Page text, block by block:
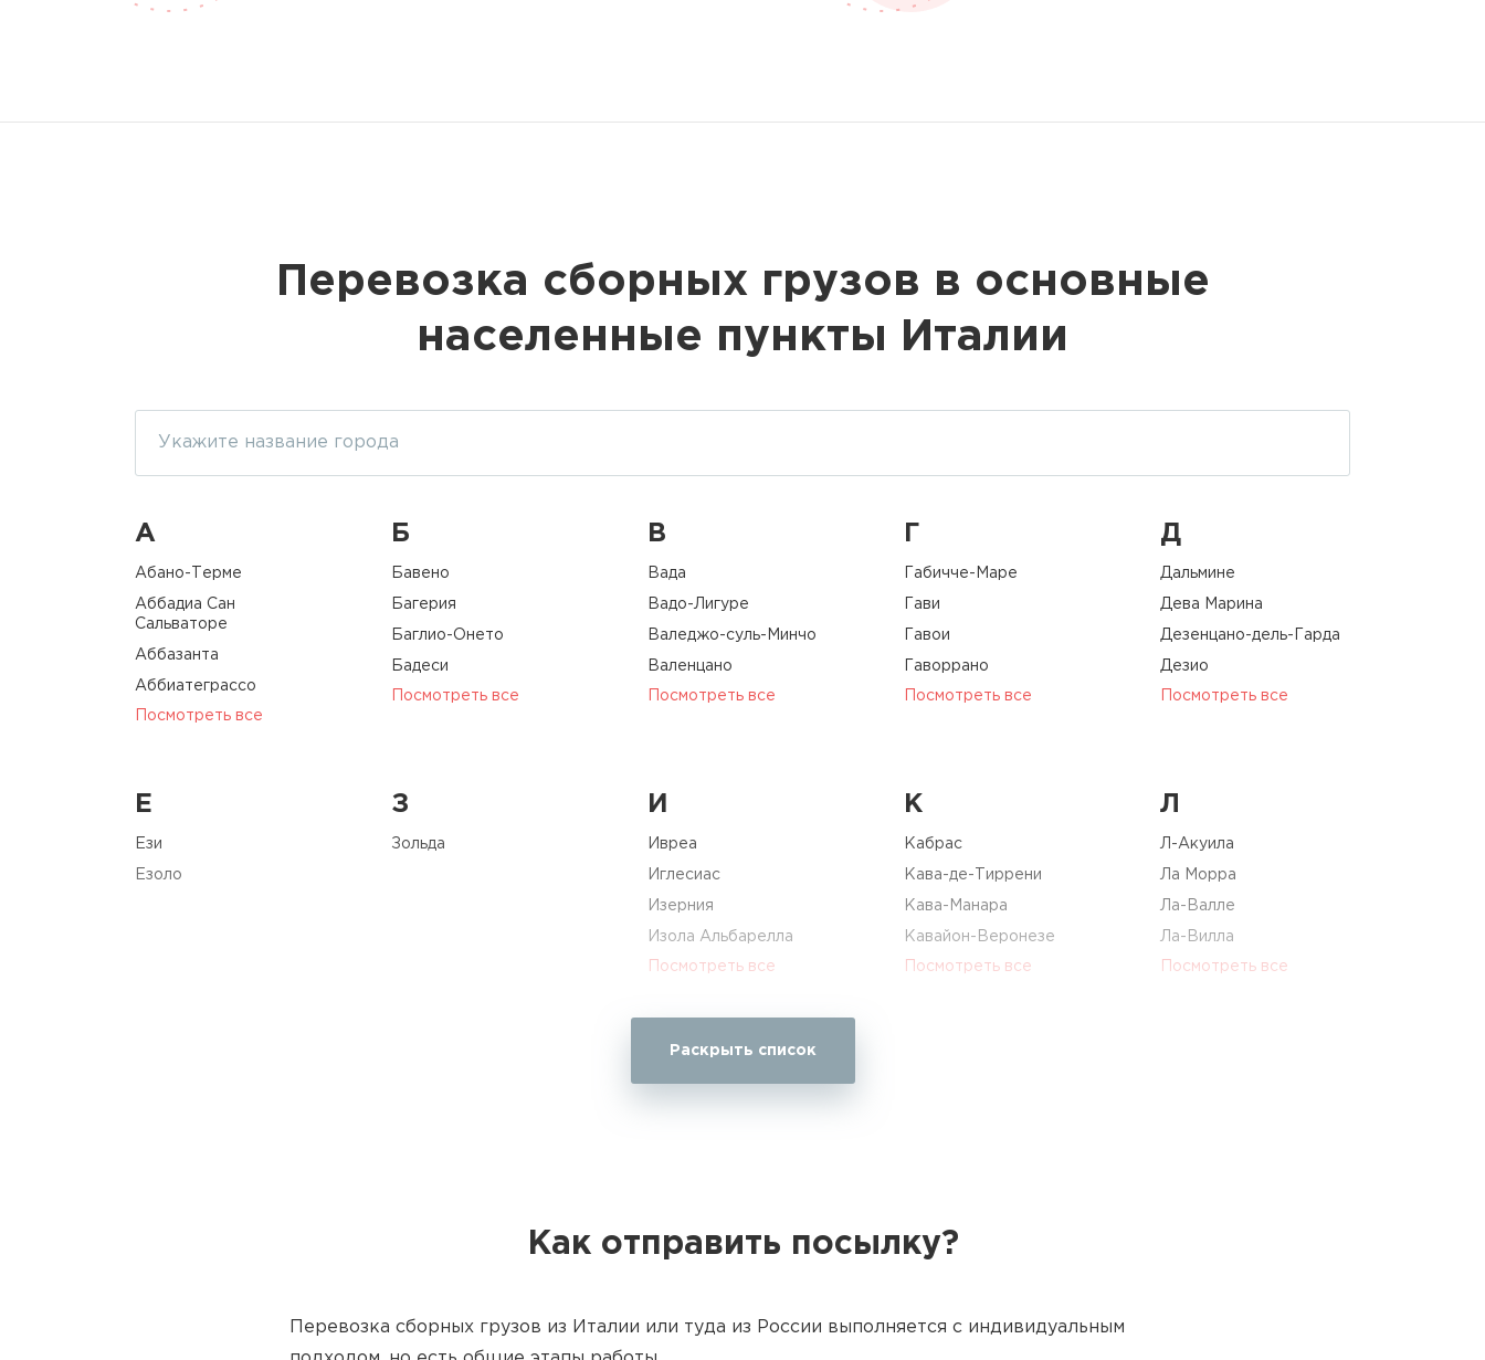
Перевозка сборных грузов в основные
населенные пункты Италии
А
Абано-Терме
Аббадиа Сан
Сальваторе
Аббазанта
Аббиатеграссо
Посмотреть все
Б
Бавено
Багерия
Баглио-Онето
Бадеси
Посмотреть все
В
Вада
Вадо-Лигуре
Валеджо-суль-Минчо
Валенцано
Посмотреть все
Г
Габичче-Маре
Гави
Гавои
Гаворрано
Посмотреть все
Д
Дальмине
Дева Марина
Дезенцано-дель-Гарда
Дезио
Посмотреть все
Е
Ези
Езоло
З
Зольда
И
Ивреа
Иглесиас
Изерния
Изола Альбарелла
Посмотреть все
К
Кабрас
Кава-де-Тиррени
Кава-Манара
Кавайон-Веронезе
Посмотреть все
Л
Л-Акуила
Ла Морра
Ла-Валле
Ла-Вилла
Посмотреть все
Раскрыть список
Как отправить посылку?
Перевозка сборных грузов из Италии или туда из России выполняется с индивидуальным